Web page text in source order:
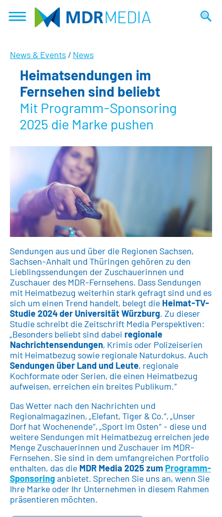
zum
Suche
News & Events / News
Heimatsendungen im
Fernsehen sind beliebt
Mit Programm-Sponsoring
2025 die Marke pushen
Sendungen aus und über die Regionen Sachsen,
Sachsen-Anhalt und Thüringen gehören zu den
Lieblingssendungen der Zuschauerinnen und
Zuschauer des MDR-Fernsehens. Dass Sendungen
mit Heimatbezug weiterhin stark gefragt sind und es
sich um einen Trend handelt, belegt die Heimat-TV-
Studie 2024 der Universität Würzburg. Zu dieser
Studie schreibt die Zeitschrift Media Perspektiven:
„Besonders beliebt sind dabei regionale
Nachrichtensendungen, Krimis oder Polizeiserien
mit Heimatbezug sowie regionale Naturdokus. Auch
Sendungen über Land und Leute, regionale
Kochformate oder Serien, die einen Heimatbezug
aufweisen, erreichen ein breites Publikum.“
Das Wetter nach den Nachrichten und
Regionalmagazinen, „Elefant, Tiger & Co.“, „Unser
Dorf hat Wochenende“, „Sport im Osten“ - diese und
weitere Sendungen mit Heimatbezug erreichen jede
Menge Zuschauerinnen und Zuschauer im MDR-
Fernsehen. Sie sind in dem umfangreichen Portfolio
enthalten, das die MDR Media 2025 zum Programm-
Sponsoring anbietet. Sprechen Sie uns an, wenn Sie
Ihre Marke oder Ihr Unternehmen in diesem Rahmen
präsentieren möchten.